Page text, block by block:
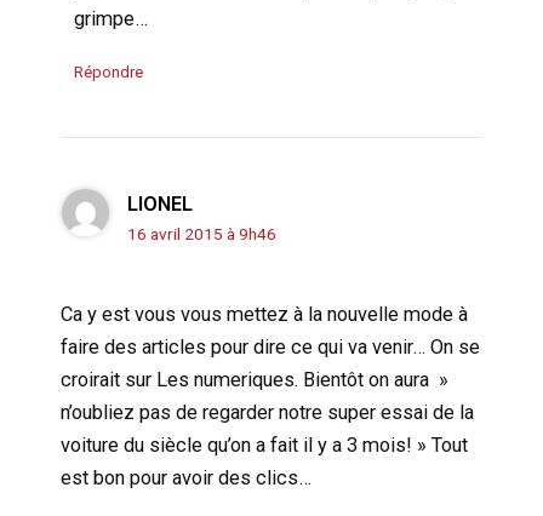
grimpe…
Répondre
LIONEL
16 avril 2015 à 9h46
Ca y est vous vous mettez à la nouvelle mode à
faire des articles pour dire ce qui va venir… On se
croirait sur Les numeriques. Bientôt on aura »
n’oubliez pas de regarder notre super essai de la
voiture du siècle qu’on a fait il y a 3 mois! » Tout
est bon pour avoir des clics…